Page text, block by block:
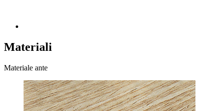
Materiali
Materiale ante